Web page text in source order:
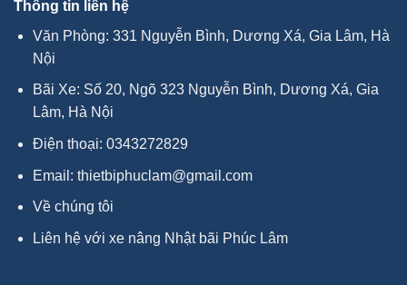
Thông tin liên hệ
Văn Phòng: 331 Nguyễn Bình, Dương Xá, Gia Lâm, Hà
Nội
Bãi Xe: Số 20, Ngõ 323 Nguyễn Bình, Dương Xá, Gia
Lâm, Hà Nội
Điện thoại: 0343272829
Email: thietbiphuclam@gmail.com
Về chúng tôi
Liên hệ với xe nâng Nhật bãi Phúc Lâm